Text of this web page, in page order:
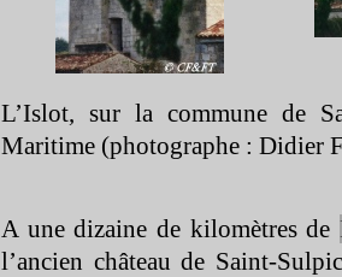
L’Islot, sur la commune de
Maritime (photographe : Didier
A une dizaine de kilomètres de
l’ancien château de Saint-